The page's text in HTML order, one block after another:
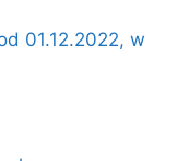
01.12.2022, w